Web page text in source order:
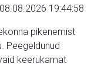
19:44:58
pikenemist
Peegeldunud
keerukamat